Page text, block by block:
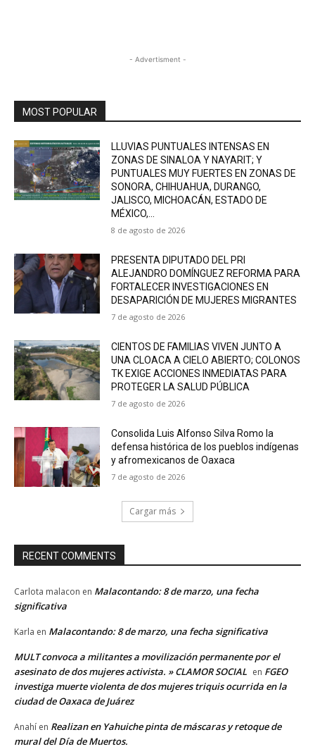
- Advertisment -
MOST POPULAR
LLUVIAS PUNTUALES INTENSAS EN
ZONAS DE SINALOA Y NAYARIT; Y
PUNTUALES MUY FUERTES EN ZONAS DE
SONORA, CHIHUAHUA, DURANGO,
JALISCO, MICHOACÁN, ESTADO DE
MÉXICO,...
8 de agosto de 2026
PRESENTA DIPUTADO DEL PRI
ALEJANDRO DOMÍNGUEZ REFORMA PARA
FORTALECER INVESTIGACIONES EN
DESAPARICIÓN DE MUJERES MIGRANTES
7 de agosto de 2026
CIENTOS DE FAMILIAS VIVEN JUNTO A
UNA CLOACA A CIELO ABIERTO; COLONOS
TK EXIGE ACCIONES INMEDIATAS PARA
PROTEGER LA SALUD PÚBLICA
7 de agosto de 2026
Consolida Luis Alfonso Silva Romo la
defensa histórica de los pueblos indígenas
y afromexicanos de Oaxaca
7 de agosto de 2026
Cargar más
RECENT COMMENTS
Carlota malacon en Malacontando: 8 de marzo, una fecha
significativa
Karla en Malacontando: 8 de marzo, una fecha significativa
MULT convoca a militantes a movilización permanente por el
asesinato de dos mujeres activista. » CLAMOR SOCIAL en FGEO
investiga muerte violenta de dos mujeres triquis ocurrida en la
ciudad de Oaxaca de Juárez
Anahí en Realizan en Yahuiche pinta de máscaras y retoque de
mural del Día de Muertos.